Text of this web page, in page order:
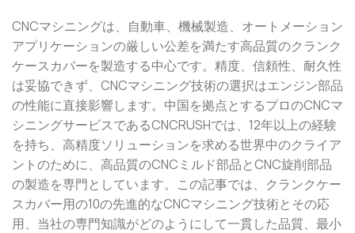
CNCマシニングは、自動車、機械製造、オートメーション
アプリケーションの厳しい公差を満たす高品質のクランク
ケースカバーを製造する中心です。精度、信頼性、耐久性
は妥協できず、CNCマシニング技術の選択はエンジン部品
の性能に直接影響します。中国を拠点とするプロのCNCマ
シニングサービスであるCNCRUSHでは、12年以上の経験
を持ち、高精度ソリューションを求める世界中のクライア
ントのために、高品質のCNCミルド部品とCNC旋削部品
の製造を専門としています。この記事では、クランクケー
スカバー用の10の先進的なCNCマシニング技術とその応
用、当社の専門知識がどのようにして一貫した品質、最小